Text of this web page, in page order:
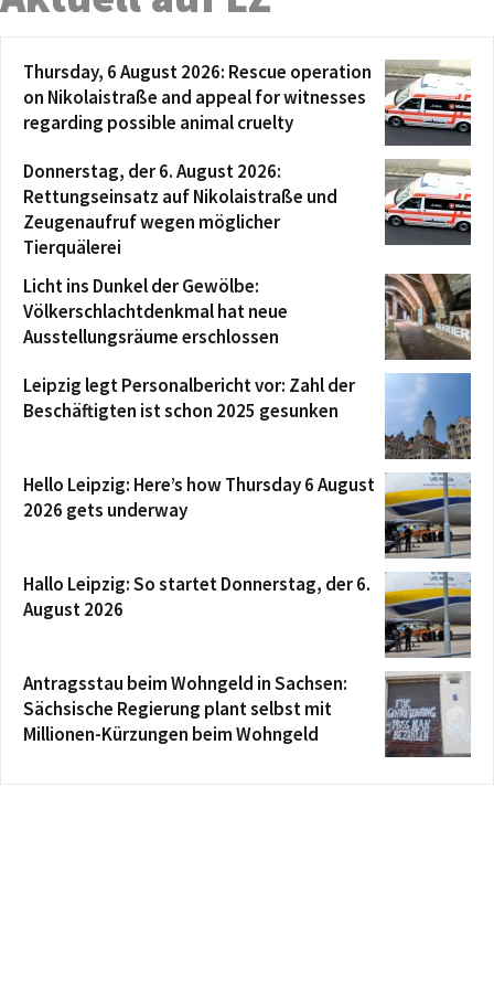
Thursday, 6 August 2026: Rescue operation
on Nikolaistraße and appeal for witnesses
regarding possible animal cruelty
Donnerstag, der 6. August 2026:
Rettungseinsatz auf Nikolaistraße und
Zeugenaufruf wegen möglicher
Tierquälerei
Licht ins Dunkel der Gewölbe:
Völkerschlachtdenkmal hat neue
Ausstellungsräume erschlossen
Leipzig legt Personalbericht vor: Zahl der
Beschäftigten ist schon 2025 gesunken
Hello Leipzig: Here’s how Thursday 6 August
2026 gets underway
Hallo Leipzig: So startet Donnerstag, der 6.
August 2026
Antragsstau beim Wohngeld in Sachsen:
Sächsische Regierung plant selbst mit
Millionen-Kürzungen beim Wohngeld